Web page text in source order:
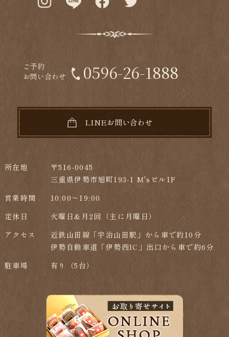
ご予約
お問い合わせ
0596-26-1888
LINEお問い合わせ
所在地
〒516-0045
三重県伊勢市旭町193-1 M'sビル1F
営業時間
10:00～19:00
定休日
火曜日&月2回（主に月曜日）
アクセス
近鉄山田線「宇治山田駅」から車で約10分
伊勢自動車道「伊勢西IC」出口から車で約6分
駐車場
有り（5台）